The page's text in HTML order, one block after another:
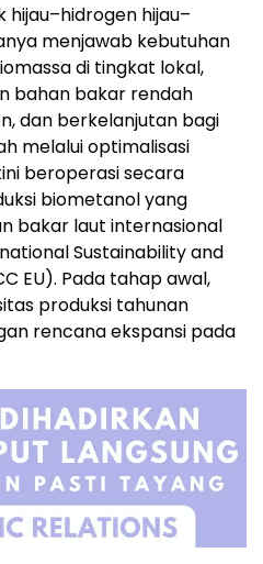
hijau–
menjawab kebutuhan
di tingkat lokal,
bahan bakar rendah
dan berkelanjutan bagi
melalui optimalisasi
beroperasi secara
biometanol yang
bakar laut internasional
Sustainability and
EU). Pada tahap awal,
produksi tahunan
rencana ekspansi pada